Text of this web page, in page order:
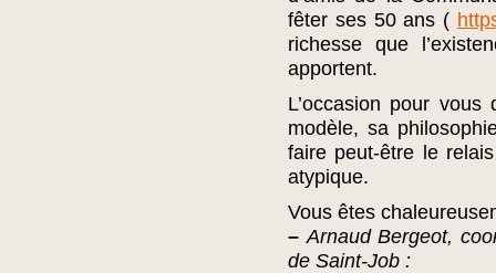
fêter ses 50 ans (
richesse que
apportent.
L’occasion pour
modèle, sa
faire peut-être le
atypique.
Vous êtes
– Arnaud Bergeot,
de Saint-Job :